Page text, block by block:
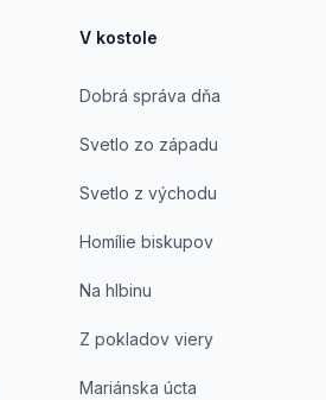
V kostole
Dobrá správa dňa
Svetlo zo západu
Svetlo z východu
Homílie biskupov
Na hlbinu
Z pokladov viery
Mariánska úcta